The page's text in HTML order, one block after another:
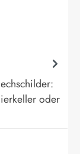
oder